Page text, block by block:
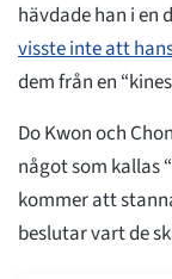
hävdade han i
visste inte att
dem från en
Do Kwon och
något som kallas
kommer att
beslutar vart de